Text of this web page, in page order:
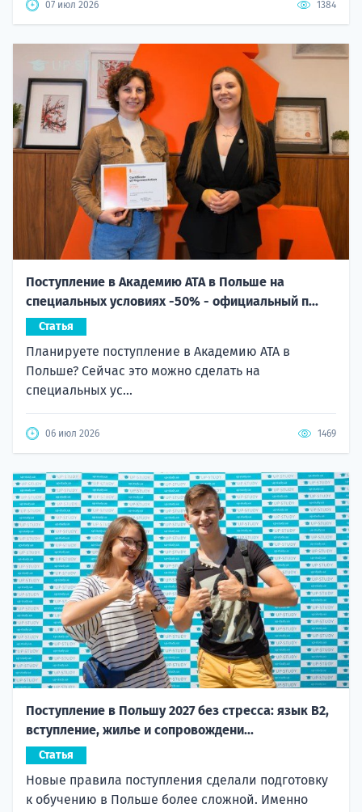
07 июл 2026 1384
Поступление в Академию ATA в Польше на
специальных условиях -50% - официальный п...
Статья
Планируете поступление в Академию ATA в
Польше? Сейчас это можно сделать на
специальных ус...
06 июл 2026 1469
Поступление в Польшу 2027 без стресса: язык B2,
вступление, жилье и сопровождени...
Статья
Новые правила поступления сделали подготовку
к обучению в Польше более сложной. Именно